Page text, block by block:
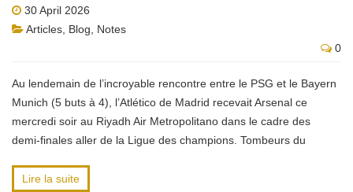
30 April 2026
Articles Blog
Notes
0
Au lendemain de l’incroyable rencontre entre le PSG et le Bayern
Munich (5 buts à 4), l’Atlético de Madrid recevait Arsenal ce
mercredi soir au Riyadh Air Metropolitano dans le cadre des
demi-finales aller de la Ligue des champions. Tombeurs du
Lire la suite